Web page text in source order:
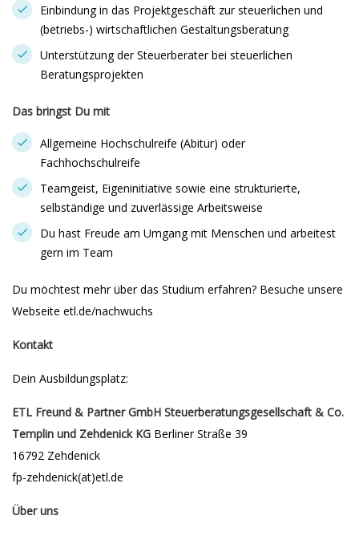
Einbindung in das Projektgeschäft zur steuerlichen und
(betriebs-) wirtschaftlichen Gestaltungsberatung
Unterstützung der Steuerberater bei steuerlichen
Beratungsprojekten
Das bringst Du mit
Allgemeine Hochschulreife (Abitur) oder
Fachhochschulreife
Teamgeist, Eigeninitiative sowie eine strukturierte,
selbständige und zuverlässige Arbeitsweise
Du hast Freude am Umgang mit Menschen und arbeitest
gern im Team
Du möchtest mehr über das Studium erfahren? Besuche unsere
Webseite etl.de/nachwuchs
Kontakt
Dein Ausbildungsplatz:
ETL Freund & Partner GmbH Steuerberatungsgesellschaft & Co.
Templin und Zehdenick KG Berliner Straße 39
16792 Zehdenick
fp-zehdenick(at)etl.de
Über uns